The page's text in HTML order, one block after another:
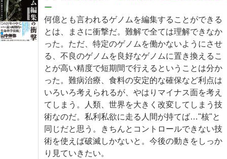
ー
何億とも言われるゲノムを編集することができる
とは、まさに衝撃だ。難解で全ては理解できなか
った。ただ、特定のゲノムを働かないようにさせ
る、不良のゲノムを良好なゲノムに置き換えるこ
とが高い精度で短期間で行えるということは分か
った。難病治療、食料の安定的な確保など利点は
いろいろ考えられるが、やはりマイナス面を考え
てしまう。人類、世界を大きく改変してしまう技
術なのだ。私利私欲に走る人間が持てば…"核"と
同じだと思う。きちんとコントロールできない技
術を使えば破滅しかないと。今後の動きをしっか
り見ていきたい。